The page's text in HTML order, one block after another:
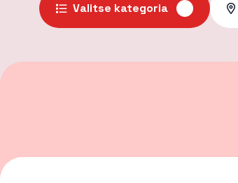
Valitse kategoria